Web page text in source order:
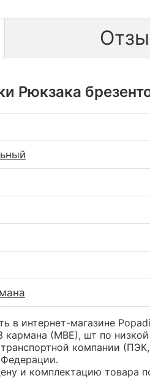
Рюкзака
в интернет-магазине
кармана (МВЕ), шт по
компании
и комплектацию